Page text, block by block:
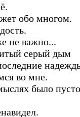
обо многом.
не важно...
серый дым
во мне.
было